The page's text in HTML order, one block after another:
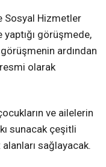
Sosyal Hizmetler
görüşmede,
ardından
olarak
ve ailelerin
sunacak çeşitli
sağlayacak.